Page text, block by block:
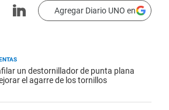
Agregar Diario UNO en
un destornillador de punta plana
el agarre de los tornillos